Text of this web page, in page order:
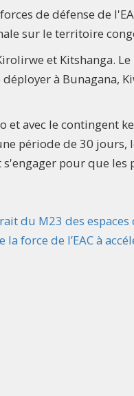
de défense de
sur le territoire
et Kitshanga.
à Bunagana,
et avec le contingent
période de 30 jours,
pour que
du M23 des espaces
force de l’EAC à